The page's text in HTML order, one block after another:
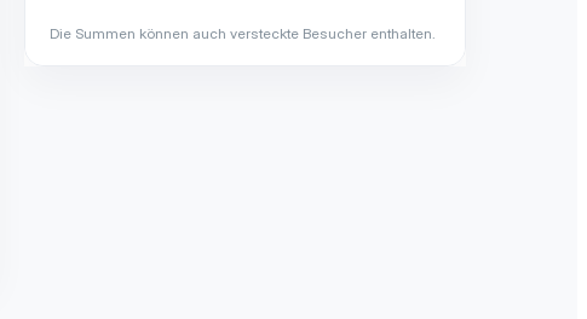
Die Summen können auch versteckte Besucher enthalten.